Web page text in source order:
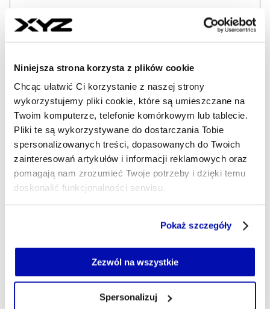
Niniejsza strona korzysta z plików cookie
Chcąc ułatwić Ci korzystanie z naszej strony
wykorzystujemy pliki cookie, które są umieszczane na
Twoim komputerze, telefonie komórkowym lub tablecie.
Pliki te są wykorzystywane do dostarczania Tobie
spersonalizowanych treści, dopasowanych do Twoich
zainteresowań artykułów i informacji reklamowych oraz
pomagają nam zrozumieć Twoje potrzeby i dzięki temu
doskonalić funkcjonalności serwisu.
Jeżeli nie wyrażasz zgody na zapisywanie plików cookie,
możesz łatwo zarządzać swoimi uprawnieniami, np. we
własnej przeglądarce internetowej lub po wybraniu opcji
Pokaż szczegóły
Zezwól na wszystkie
Spersonalizuj
Nowe sankcje na Rosję
zadeklarowała za to
„W ostatnich dniach mogliśmy wszyscy być
świadkami prawdziwych przekonań prezydenta
Putina. Najpierw wezwał do zawieszenia broni
w okolicach obchodów 9 maja, których nigdy
nie uszanował. Następnie Ukraina, przy
wsparciu UE i Stanów Zjednoczonych, wezwała
do pełnego i bezwarunkowego zawieszenia
– mówiła przewodnicząca KE podczas szczytu
Europejskiej Wspólnoty Politycznej.
„Na koniec zaproponował spotkanie
bezpośrednio między Ukrainą a Rosją w Turcji.